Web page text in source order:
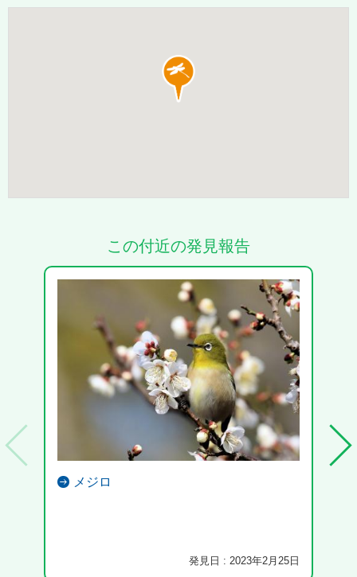
この付近の発見報告
メジロ
発見日 : 2023年2月25日